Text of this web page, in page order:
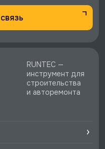
RUNTEC —
инструмент для
строительства
и авторемонта